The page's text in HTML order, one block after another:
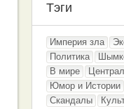
Тэги
Империя зла
Политика
В мире
Юмор и Истории
Скандалы